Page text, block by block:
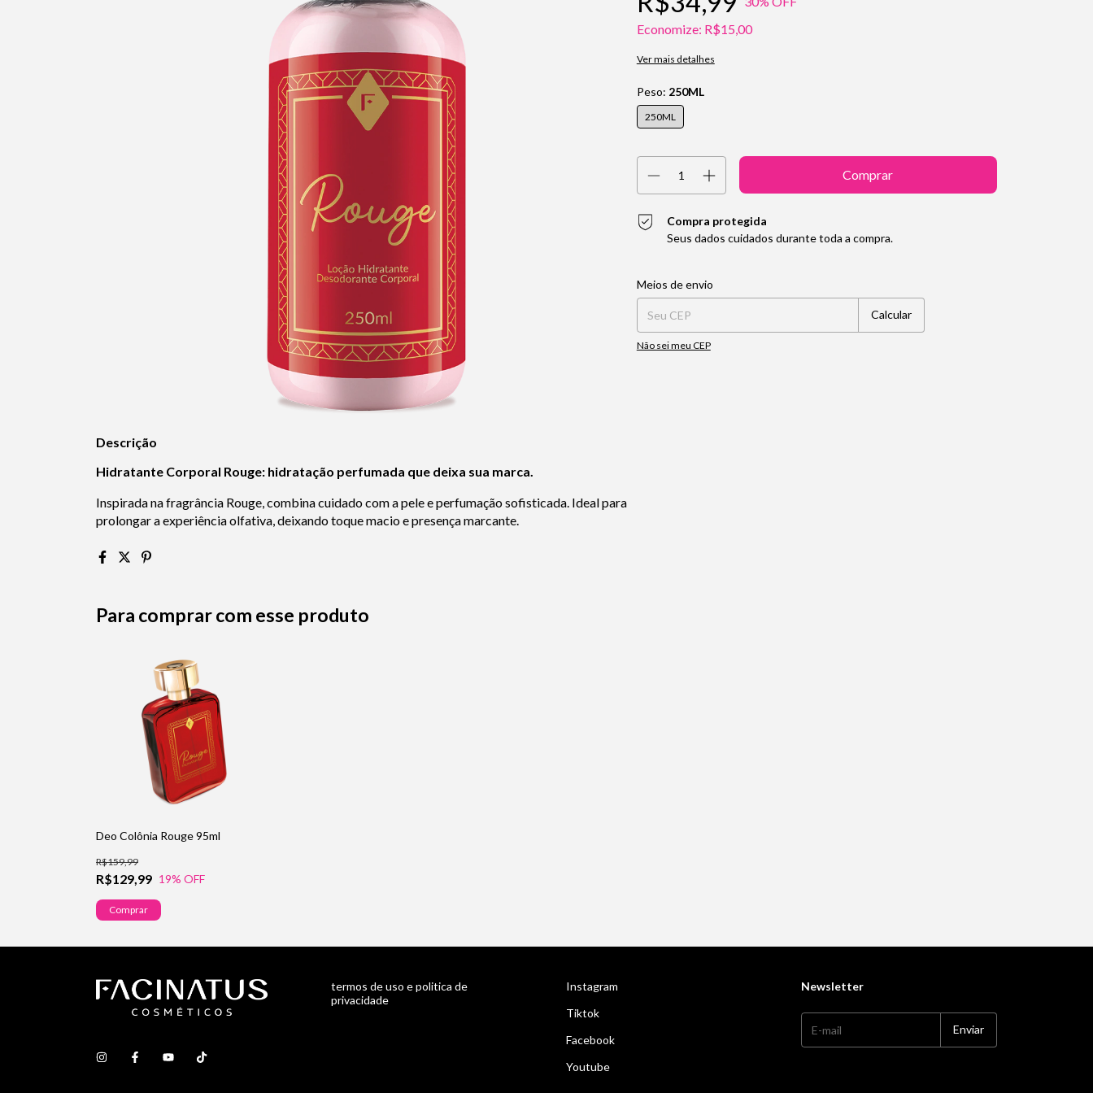
Economize: R$15,00
Ver mais detalhes
Peso: 250ML
250ML
Compra protegida
Seus dados cuidados durante toda a compra.
Entregas para o CEP:
Meios de envio
Calcular
Não sei meu CEP
Descrição
Hidratante Corporal Rouge: hidratação perfumada que deixa sua marca.
Inspirada na fragrância Rouge, combina cuidado com a pele e perfumação sofisticada. Ideal para
prolongar a experiência olfativa, deixando toque macio e presença marcante.
Para comprar com esse produto
Deo Colônia Rouge 95ml
R$129,99
R$159,99
19% OFF
termos de uso e politica de
privacidade
Instagram
Tiktok
Facebook
Youtube
Newsletter